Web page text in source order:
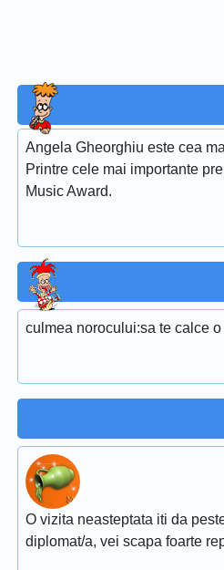
Angela Gheorghiu este cea
Printre cele mai importante
Music Award.
culmea norocului:sa te calce
O vizita neasteptata iti da
diplomat/a, vei scapa foarte